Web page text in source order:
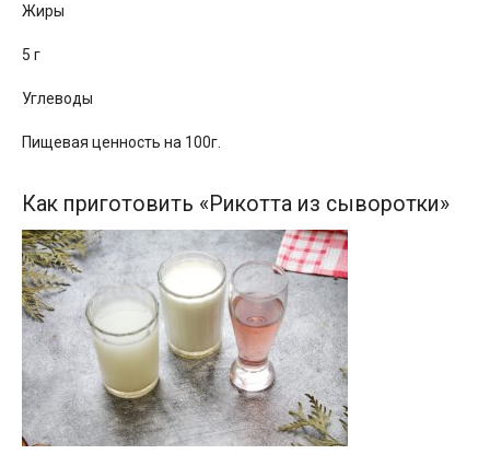
Жиры
5 г
Углеводы
Пищевая ценность на 100г.
Как приготовить «Рикотта из сыворотки»